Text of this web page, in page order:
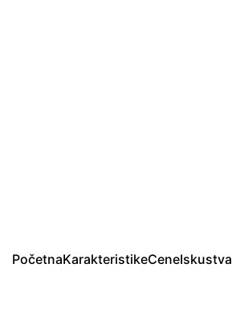
PočetnaKarakteristikeCeneIskustva